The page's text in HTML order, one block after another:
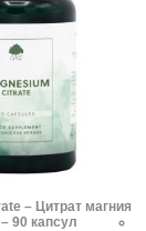
– Цитрат магния
90 капсул